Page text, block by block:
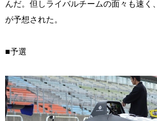
んだ。但しライバルチームの面々も速く
が予想された。
■予選